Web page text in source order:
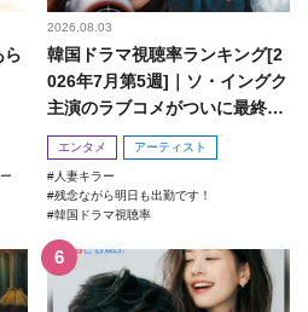
ら
2026.08.03
韓国ドラマ視聴率ランキング[2
026年7月第5週]｜ソ・イングク
主演のラブコメがついに最終
回！
エンタメ アーティスト
人妻キラー
残念ながら明日も出勤です！
韓国ドラマ視聴率